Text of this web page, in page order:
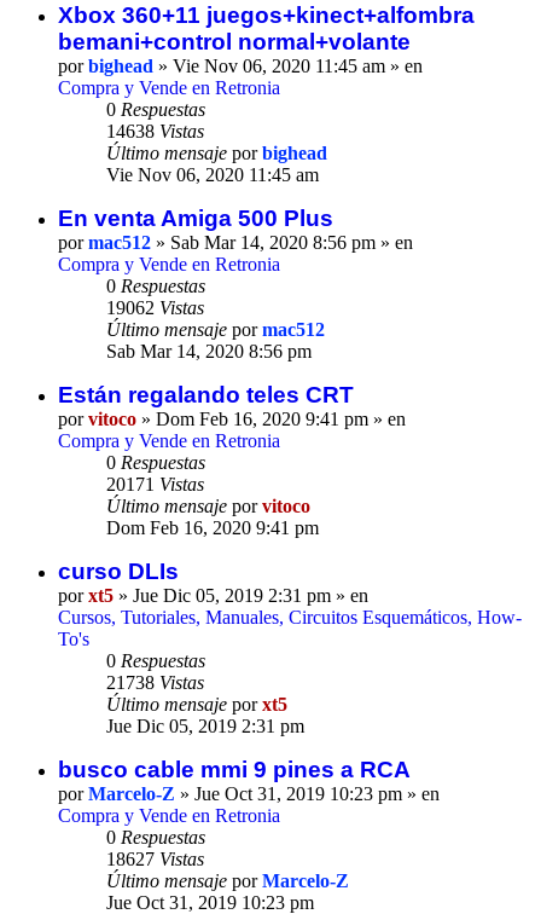
Xbox 360+11 juegos+kinect+alfombra
bemani+control normal+volante
porbighead » Vie Nov 06, 2020 11:45 am » en
Compra y Vende en Retronia
0 Respuestas
14638 Vistas
Último mensaje porbighead
Vie Nov 06, 2020 11:45 am
En venta Amiga 500 Plus
pormac512 » Sab Mar 14, 2020 8:56 pm » en
Compra y Vende en Retronia
0 Respuestas
19062 Vistas
Último mensaje pormac512
Sab Mar 14, 2020 8:56 pm
Están regalando teles CRT
porvitoco » Dom Feb 16, 2020 9:41 pm » en
Compra y Vende en Retronia
0 Respuestas
20171 Vistas
Último mensaje porvitoco
Dom Feb 16, 2020 9:41 pm
curso DLIs
porxt5 » Jue Dic 05, 2019 2:31 pm » en
Cursos, Tutoriales, Manuales, Circuitos Esquemáticos, How-
To's
0 Respuestas
21738 Vistas
Último mensaje porxt5
Jue Dic 05, 2019 2:31 pm
busco cable mmi 9 pines a RCA
porMarcelo-Z » Jue Oct 31, 2019 10:23 pm » en
Compra y Vende en Retronia
0 Respuestas
18627 Vistas
Último mensaje porMarcelo-Z
Jue Oct 31, 2019 10:23 pm